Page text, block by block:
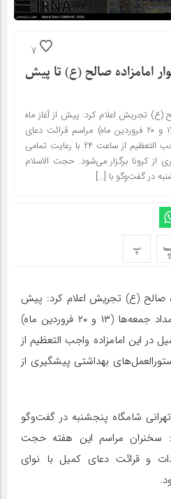
7
امامزاده صالح (ع) تا پیش
(ع) تجریش اعلام کرد: پیش از آغاز ماه
مبارک رمضان، بامداد جمعه‌ها (۱۳ و ۲۰ فروردین ماه) مراسم قرائت دعای
پرفیض کمیل در این امامزاده واجب التعظیم از ساعت ۲۴ با رعایت تمامی
از کرونا برگزار می‌شود. حجت الاسلام
در گفت‌وگو با […]
پ
صالح (ع) تجریش اعلام کرد: پیش
از آغاز ماه مبارک رمضان، بامداد جمعه‌ها (۱۳ و ۲۰ فروردین ماه)
در این امامزاده واجب التعظیم از
دستورالعمل‌های بهداشتی پیشگیری از
شامگاه پنجشنبه در گفت‌وگو
سخنران مراسم این هفته حجت
و قرائت دعای کمیل با نوای